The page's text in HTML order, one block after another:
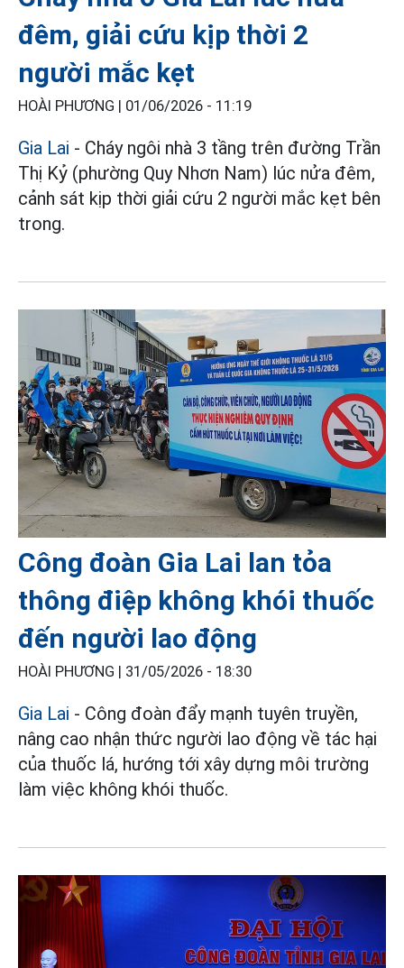
đêm, giải cứu kịp thời 2
người mắc kẹt
HOÀI PHƯƠNG | 01/06/2026 - 11:19
Gia Lai - Cháy ngôi nhà 3 tầng trên đường Trần
Thị Kỷ (phường Quy Nhơn Nam) lúc nửa đêm,
cảnh sát kịp thời giải cứu 2 người mắc kẹt bên
trong.
Công đoàn Gia Lai lan tỏa
thông điệp không khói thuốc
đến người lao động
HOÀI PHƯƠNG | 31/05/2026 - 18:30
Gia Lai - Công đoàn đẩy mạnh tuyên truyền,
nâng cao nhận thức người lao động về tác hại
của thuốc lá, hướng tới xây dựng môi trường
làm việc không khói thuốc.